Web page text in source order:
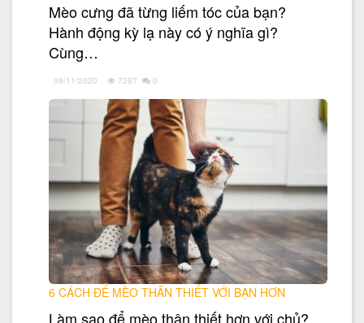
Mèo cưng đã từng liếm tóc của bạn?
Hành động kỳ lạ này có ý nghĩa gì?
Cùng…
09/11/2020 7287 0
6 CÁCH ĐỂ MÈO THÂN THIẾT VỚI BẠN HƠN
Làm sao để mèo thân thiết hơn với chủ?